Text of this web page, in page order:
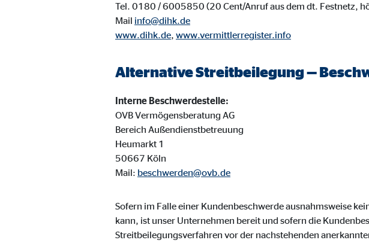
Tel. 0180 / 6005850 (20 Cent/Anruf aus dem dt. Festnetz,
Mail info@dihk.de
www.dihk.de, www.vermittlerregister.info
Alternative Streitbeilegung —
Interne Beschwerdestelle:
OVB Vermögensberatung AG
Bereich Außendienstbetreuung
Heumarkt 1
50667 Köln
Mail: beschwerden@ovb.de
Sofern im Falle einer Kundenbeschwerde ausnahmsweise
kann, ist unser Unternehmen bereit und sofern die
Streitbeilegungsverfahren vor der nachstehenden
Externe Medien
Inhalte von Video- und Kartenplattformen werden beim Besuch unserer
willigen Sie auch in die mögliche Übermittlung Ihrer Daten an Dienste in
Google Maps | Empfänger: OVB, Google Ireland Ltd.
Anbieter:
Zweck:
Cookie Laufzeit:
YouTube | Empfänger: OVB, Google Ireland Ltd.
youtube